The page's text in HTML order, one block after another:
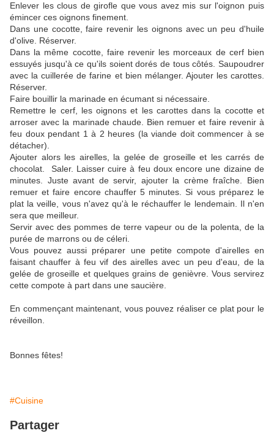
Enlever les clous de girofle que vous avez mis sur l'oignon puis
émincer ces oignons finement.
Dans une cocotte, faire revenir les oignons avec un peu d'huile
d'olive. Réserver.
Dans la même cocotte, faire revenir les morceaux de cerf bien
essuyés jusqu'à ce qu'ils soient dorés de tous côtés. Saupoudrer
avec la cuillerée de farine et bien mélanger. Ajouter les carottes.
Réserver.
Faire bouillir la marinade en écumant si nécessaire.
Remettre le cerf, les oignons et les carottes dans la cocotte et
arroser avec la marinade chaude. Bien remuer et faire revenir à
feu doux pendant 1 à 2 heures (la viande doit commencer à se
détacher).
Ajouter alors les airelles, la gelée de groseille et les carrés de
chocolat. Saler. Laisser cuire à feu doux encore une dizaine de
minutes. Juste avant de servir, ajouter la crème fraîche. Bien
remuer et faire encore chauffer 5 minutes. Si vous préparez le
plat la veille, vous n'avez qu'à le réchauffer le lendemain. Il n'en
sera que meilleur.
Servir avec des pommes de terre vapeur ou de la polenta, de la
purée de marrons ou de céleri.
Vous pouvez aussi préparer une petite compote d'airelles en
faisant chauffer à feu vif des airelles avec un peu d'eau, de la
gelée de groseille et quelques grains de genièvre. Vous servirez
cette compote à part dans une saucière.
En commençant maintenant, vous pouvez réaliser ce plat pour le
réveillon.
Bonnes fêtes!
#Cuisine
Partager